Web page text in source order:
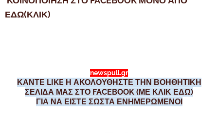
ΕΔΩ(ΚΛΙΚ)
newspull.gr
ΚΑΝΤΕ LIKE Η ΑΚΟΛΟΥΘΗΣΤΕ ΤΗΝ ΒΟΗΘΗΤΙΚΗ
ΣΕΛΙΔΑ ΜΑΣ ΣΤΟ FACEBOOK (ΜΕ ΚΛΙΚ ΕΔΩ)
ΓΙΑ ΝΑ ΕΙΣΤΕ ΣΩΣΤΑ ΕΝΗΜΕΡΩΜΕΝΟΙ